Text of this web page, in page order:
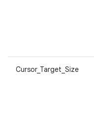
Cursor_Target_Size